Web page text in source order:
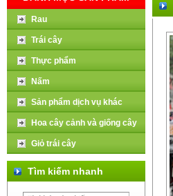
Rau
Trái cây
Thực phẩm
Nấm
Sản phẩm dịch vụ khác
Hoa cây cảnh và giống cây
Giỏ trái cây
Tìm kiếm nhanh